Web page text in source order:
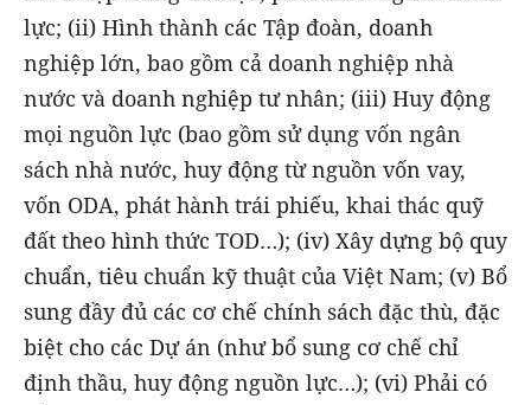
lực; (ii) Hình thành các Tập đoàn, doanh
nghiệp lớn, bao gồm cả doanh nghiệp nhà
nước và doanh nghiệp tư nhân; (iii) Huy động
mọi nguồn lực (bao gồm sử dụng vốn ngân
sách nhà nước, huy động từ nguồn vốn vay,
vốn ODA, phát hành trái phiếu, khai thác quỹ
đất theo hình thức TOD…); (iv) Xây dựng bộ quy
chuẩn, tiêu chuẩn kỹ thuật của Việt Nam; (v) Bổ
sung đầy đủ các cơ chế chính sách đặc thù, đặc
biệt cho các Dự án (như bổ sung cơ chế chỉ
định thầu, huy động nguồn lực…); (vi) Phải có